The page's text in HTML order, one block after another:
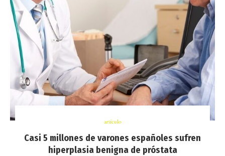
artículo
Casi 5 millones de varones españoles sufren
hiperplasia benigna de próstata